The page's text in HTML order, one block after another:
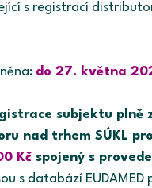
s registrací
do 27. května
subjektu
nad trhem SÚKL
Kč spojený s
s databází